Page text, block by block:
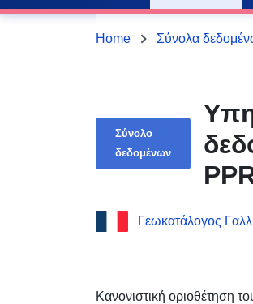
Home Σύνολα
Σύνολο
δεδομένων
Γεωκατάλογος
Κανονιστική οριοθέτηση